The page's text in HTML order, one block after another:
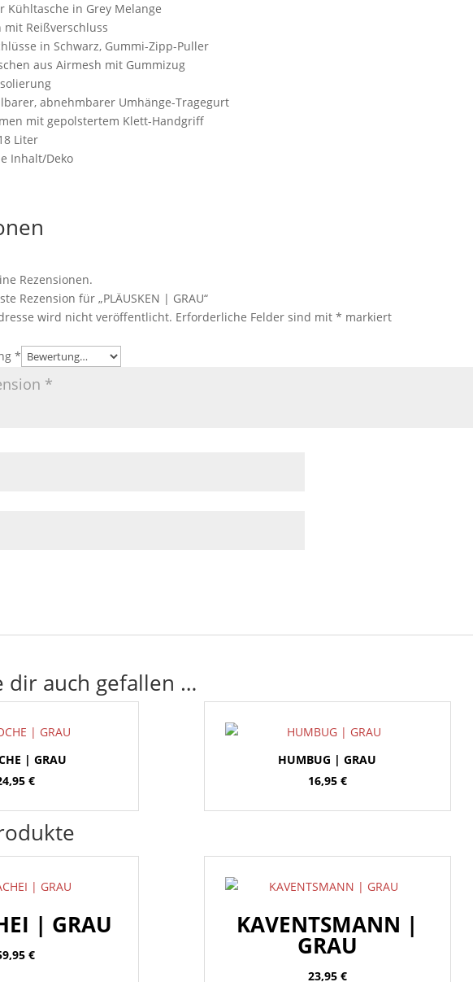
Kühltasche in Grey Melange
mit Reißverschluss
in Schwarz, Gummi-Zipp-Puller
aus Airmesh mit Gummizug
abnehmbarer Umhänge-Tragegurt
mit gepolstertem Klett-Handgriff
Liter
Inhalt/Deko
Rezensionen.
Rezension für „PLÄUSKEN | GRAU“
wird nicht veröffentlicht. Erforderliche Felder sind mit* markiert
*
dir auch gefallen …
| GRAU
€
HUMBUG | GRAU
16,95 €
| GRAU
€
KAVENTSMANN |
GRAU
23,95 €